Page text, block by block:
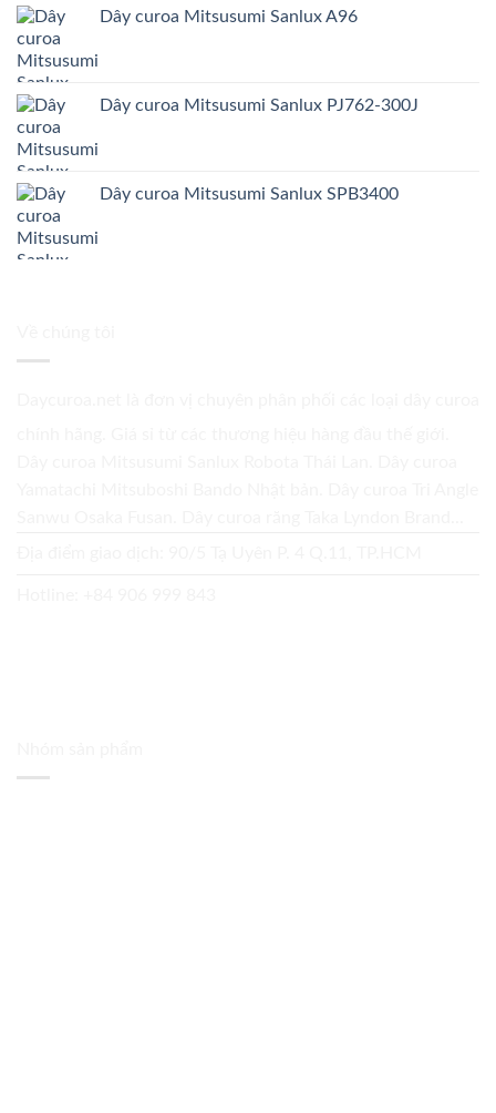
Dây curoa Mitsusumi Sanlux A96
Dây curoa Mitsusumi Sanlux PJ762-300J
Dây curoa Mitsusumi Sanlux SPB3400